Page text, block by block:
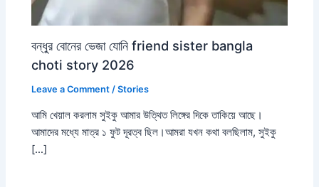
বন্ধুর বোনের ভেজা যোনি friend sister bangla
choti story 2026
Leave a Comment /Stories
আমি খেয়াল করলাম সুইকু আমার উত্থিত লিঙ্গের দিকে তাকিয়ে আছে।
আমাদের মধ্যে মাত্র ১ ফুট দূরত্ব ছিল।আমরা যখন কথা বলছিলাম, সুইকু
[…]